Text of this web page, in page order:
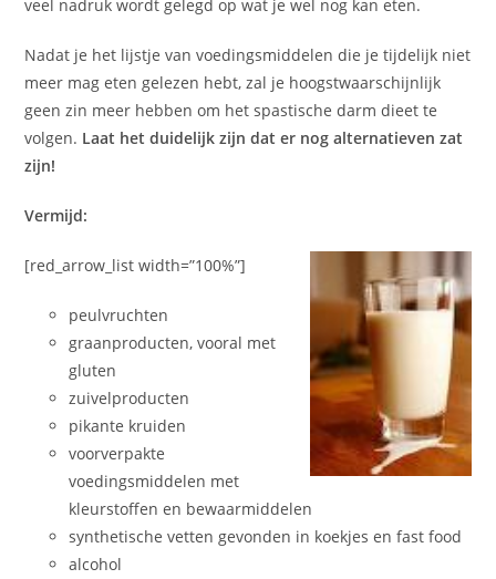
veel nadruk wordt gelegd op wat je wel nog kan eten.
Nadat je het lijstje van voedingsmiddelen die je tijdelijk niet
meer mag eten gelezen hebt, zal je hoogstwaarschijnlijk
geen zin meer hebben om het spastische darm dieet te
volgen. Laat het duidelijk zijn dat er nog alternatieven zat
zijn!
Vermijd:
[red_arrow_list width=”100%”]
peulvruchten
graanproducten, vooral met
gluten
zuivelproducten
pikante kruiden
voorverpakte
voedingsmiddelen met
kleurstoffen en bewaarmiddelen
synthetische vetten gevonden in koekjes en fast food
alcohol